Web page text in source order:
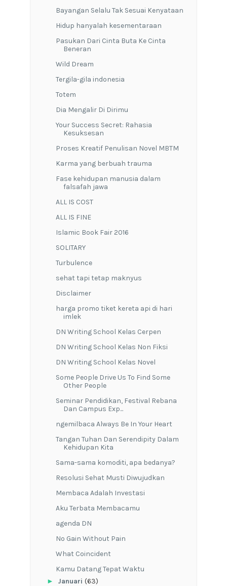
Bayangan Selalu Tak Sesuai Kenyataan
Hidup hanyalah kesementaraan
Pasukan Dari Cinta Buta Ke Cinta
Beneran
Wild Dream
Tergila-gila indonesia
Totem
Dia Mengalir Di Dirimu
Your Success Secret: Rahasia
Kesuksesan
Proses Kreatif Penulisan Novel MBTM
Karma yang berbuah trauma
Fase kehidupan manusia dalam
falsafah jawa
ALL IS COST
ALL IS FINE
Islamic Book Fair 2016
SOLITARY
Turbulence
sehat tapi tetap maknyus
Disclaimer
harga promo tiket kereta api di hari
imlek
DN Writing School Kelas Cerpen
DN Writing School Kelas Non Fiksi
DN Writing School Kelas Novel
Some People Drive Us To Find Some
Other People
Seminar Pendidikan, Festival Rebana
Dan Campus Exp...
ngemilbaca Always Be In Your Heart
Tangan Tuhan Dan Serendipity Dalam
Kehidupan Kita
Sama-sama komoditi, apa bedanya?
Resolusi Sehat Musti Diwujudkan
Membaca Adalah Investasi
Aku Terbata Membacamu
agenda DN
No Gain Without Pain
What Coincident
Kamu Datang Tepat Waktu
► Januari (63)